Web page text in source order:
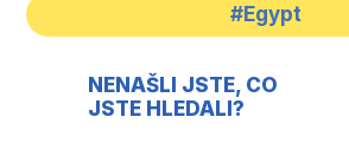
#Egypt
NENAŠLI JSTE, CO
JSTE HLEDALI?